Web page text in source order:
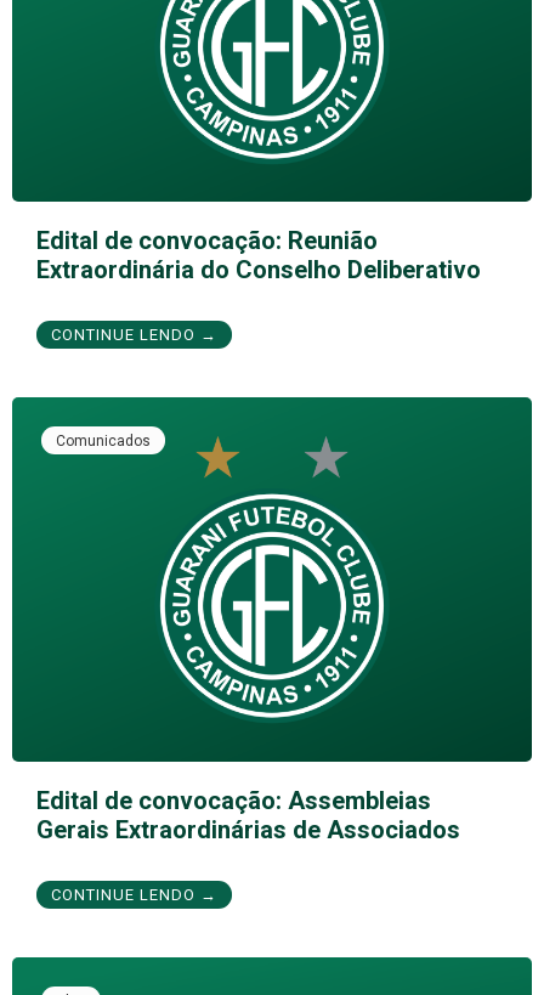
Edital de convocação: Reunião
Extraordinária do Conselho Deliberativo
CONTINUE LENDO →
Comunicados
Edital de convocação: Assembleias
Gerais Extraordinárias de Associados
CONTINUE LENDO →